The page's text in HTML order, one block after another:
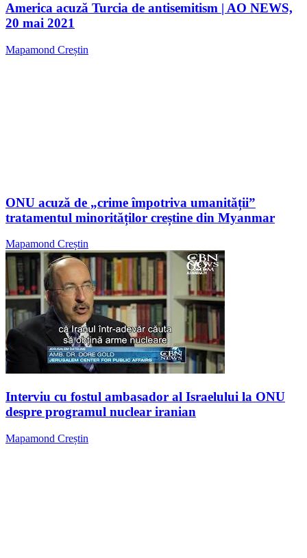
America acuză Turcia de antisemitism | AO NEWS,
20 mai 2021
Mapamond Creștin
ONU acuză de „crime împotriva umanității”
tratamentul minorităților creștine din Myanmar
Mapamond Creștin
Interviu cu fostul ambasador al Israelului la ONU
despre programul nuclear iranian
Mapamond Creștin